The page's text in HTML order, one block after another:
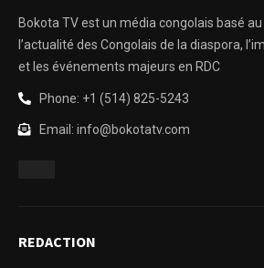
Bokota TV est un média congolais basé
l’actualité des Congolais de la diaspora,
et les événements majeurs en RDC
Phone: +1 (514) 825-5243
Email: info@bokotatv.com
REDACTION